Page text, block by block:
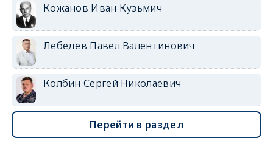
Кожанов Иван Кузьмич
Лебедев Павел Валентинович
Колбин Сергей Николаевич
Перейти в раздел